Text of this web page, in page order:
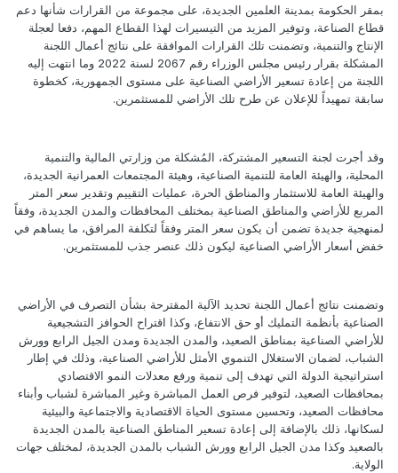
بمقر الحكومة بمدينة العلمين الجديدة، على مجموعة من القرارات شأنها دعم
قطاع الصناعة، وتوفير المزيد من التيسيرات لهذا القطاع المهم، دفعا لعجلة
الإنتاج والتنمية، وتضمنت تلك القرارات الموافقة على نتائج أعمال اللجنة
المشكلة بقرار رئيس مجلس الوزراء رقم 2067 لسنة 2022 وما انتهت إليه
اللجنة من إعادة تسعير الأراضي الصناعية على مستوى الجمهورية، كخطوة
سابقة تمهيداً للإعلان عن طرح تلك الأراضي للمستثمرين.
وقد أجرت لجنة التسعير المشتركة، المُشكلة من وزارتي المالية والتنمية
المحلية، والهيئة العامة للتنمية الصناعية، وهيئة المجتمعات العمرانية الجديدة،
والهيئة العامة للاستثمار والمناطق الحرة، عمليات التقييم وتقدير سعر المتر
المربع للأراضي والمناطق الصناعية بمختلف المحافظات والمدن الجديدة، وفقاً
لمنهجية جديدة تضمن أن يكون سعر المتر وفقاً لتكلفة المرافق، ما يساهم في
خفض أسعار الأراضي الصناعية ليكون ذلك عنصر جذب للمستثمرين.
وتضمنت نتائج أعمال اللجنة تحديد الآلية المقترحة بشأن التصرف في الأراضي
الصناعية بأنظمة التمليك أو حق الانتفاع، وكذا اقتراح الحوافز التشجيعية
للأراضي الصناعية بمناطق الصعيد، والمدن الجديدة ومدن الجيل الرابع وورش
الشباب، لضمان الاستغلال التنموي الأمثل للأراضي الصناعية، وذلك في إطار
استراتيجية الدولة التي تهدف إلى تنمية ورفع معدلات النمو الاقتصادي
بمحافظات الصعيد، لتوفير فرص العمل المباشرة وغير المباشرة لشباب وأبناء
محافظات الصعيد، وتحسين مستوى الحياة الاقتصادية والاجتماعية والبيئية
لسكانها، ذلك بالإضافة إلى إعادة تسعير المناطق الصناعية بالمدن الجديدة
بالصعيد وكذا مدن الجيل الرابع وورش الشباب بالمدن الجديدة، لمختلف جهات
الولاية.